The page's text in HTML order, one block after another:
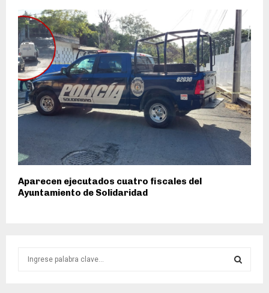
Aparecen ejecutados cuatro fiscales del
Ayuntamiento de Solidaridad